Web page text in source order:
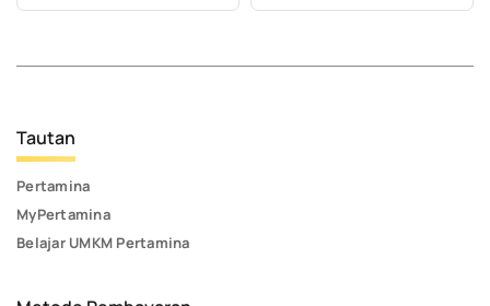
Tautan
Pertamina
MyPertamina
Belajar UMKM Pertamina